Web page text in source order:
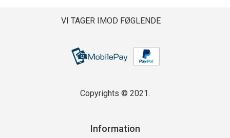
VI TAGER IMOD FØGLENDE
Copyrights © 2021.
Information